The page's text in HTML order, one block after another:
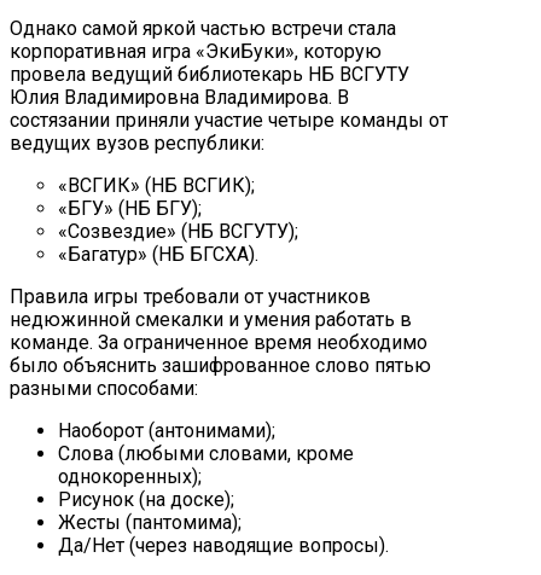
Однако самой яркой частью встречи стала
корпоративная игра «ЭкиБуки», которую
провела ведущий библиотекарь НБ ВСГУТУ
Юлия Владимировна Владимирова. В
состязании приняли участие четыре команды от
ведущих вузов республики:
«ВСГИК» (НБ ВСГИК);
«БГУ» (НБ БГУ);
«Созвездие» (НБ ВСГУТУ);
«Багатур» (НБ БГСХА).
Правила игры требовали от участников
недюжинной смекалки и умения работать в
команде. За ограниченное время необходимо
было объяснить зашифрованное слово пятью
разными способами:
Наоборот (антонимами);
Слова (любыми словами, кроме
однокоренных);
Рисунок (на доске);
Жесты (пантомима);
Да/Нет (через наводящие вопросы).